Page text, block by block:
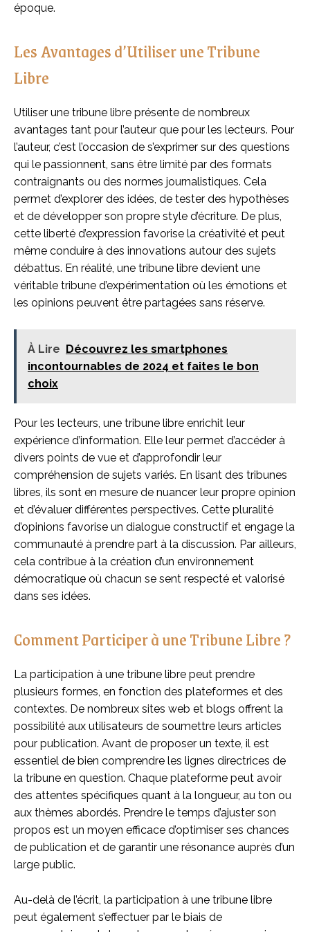
époque.
Les Avantages d’Utiliser une Tribune
Libre
Utiliser une tribune libre présente de nombreux
avantages tant pour l’auteur que pour les lecteurs. Pour
l’auteur, c’est l’occasion de s’exprimer sur des questions
qui le passionnent, sans être limité par des formats
contraignants ou des normes journalistiques. Cela
permet d’explorer des idées, de tester des hypothèses
et de développer son propre style d’écriture. De plus,
cette liberté d’expression favorise la créativité et peut
même conduire à des innovations autour des sujets
débattus. En réalité, une tribune libre devient une
véritable tribune d’expérimentation où les émotions et
les opinions peuvent être partagées sans réserve.
À Lire Découvrez les smartphones
incontournables de 2024 et faites le bon
choix
Pour les lecteurs, une tribune libre enrichit leur
expérience d’information. Elle leur permet d’accéder à
divers points de vue et d’approfondir leur
compréhension de sujets variés. En lisant des tribunes
libres, ils sont en mesure de nuancer leur propre opinion
et d’évaluer différentes perspectives. Cette pluralité
d’opinions favorise un dialogue constructif et engage la
communauté à prendre part à la discussion. Par ailleurs,
cela contribue à la création d’un environnement
démocratique où chacun se sent respecté et valorisé
dans ses idées.
Comment Participer à une Tribune Libre ?
La participation à une tribune libre peut prendre
plusieurs formes, en fonction des plateformes et des
contextes. De nombreux sites web et blogs offrent la
possibilité aux utilisateurs de soumettre leurs articles
pour publication. Avant de proposer un texte, il est
essentiel de bien comprendre les lignes directrices de
la tribune en question. Chaque plateforme peut avoir
des attentes spécifiques quant à la longueur, au ton ou
aux thèmes abordés. Prendre le temps d’ajuster son
propos est un moyen efficace d’optimiser ses chances
de publication et de garantir une résonance auprès d’un
large public.
Au-delà de l’écrit, la participation à une tribune libre
peut également s’effectuer par le biais de